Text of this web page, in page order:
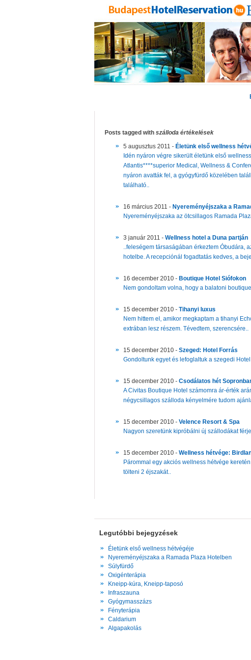
Posts tagged with szálloda értékelések
5 augusztus 2011 - Életünk első wellness
Idén nyáron végre sikerült életünk első
Atlantis****superior Medical, Wellness &
nyáron avatták fel, a gyógyfürdő közelében
található..
16 március 2011 - Nyereményéjszaka a
Nyereményéjszaka az ötcsillagos Ramada
3 január 2011 - Wellness hotel a Duna partján
..feleségem társaságában érkeztem Óbudára,
hotelbe. A recepciónál fogadtatás kedves, a
16 december 2010 - Boutique Hotel Siófokon
Nem gondoltam volna, hogy a balatoni
15 december 2010 - Tihanyi luxus
Nem hittem el, amikor megkaptam a tihanyi
extrában lesz részem. Tévedtem, szerencsére..
15 december 2010 - Szeged: Hotel Forrás
Gondoltunk egyet és lefoglaltuk a szegedi
15 december 2010 - Csodálatos hét
A Civitas Boutique Hotel számomra ár-érték
négycsillagos szálloda kényelmére tudom
15 december 2010 - Velence Resort & Spa
Nagyon szeretünk kipróbálni új szállodákat
15 december 2010 - Wellness hétvége:
Párommal egy akciós wellness hétvége
tölteni 2 éjszakát..
Legutóbbi bejegyzések
Életünk első wellness hétvégéje
Nyereményéjszaka a Ramada Plaza Hotelben
Súlyfürdő
Oxigénterápia
Kneipp-kúra, Kneipp-taposó
Infraszauna
Gyógymasszázs
Fényterápia
Caldarium
Algapakolás